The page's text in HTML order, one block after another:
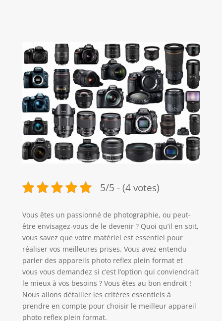
5/5 - (4 votes)
Vous êtes un passionné de photographie, ou peut-
être envisagez-vous de le devenir ? Quoi qu’il en soit,
vous savez que votre matériel est essentiel pour
réaliser vos meilleures prises. Vous avez entendu
parler des appareils photo reflex plein format et
vous vous demandez si c’est l’option qui conviendrait
le mieux à vos besoins ? Vous êtes au bon endroit !
Nous allons détailler les critères essentiels à
prendre en compte pour choisir le meilleur appareil
photo reflex plein format.